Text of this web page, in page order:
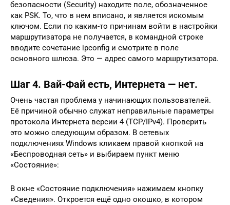
безопасности (Security) находите поле, обозначенное
как PSK. То, что в нем вписано, и является искомым
ключом. Если по каким-то причинам войти в настройки
маршрутизатора не получается, в командной строке
вводите сочетание ipconfig и смотрите в поле
основного шлюза. Это — адрес самого маршрутизатора.
Шаг 4. Вай-Фай есть, Интернета — нет.
Очень частая проблема у начинающих пользователей.
Её причиной обычно служат неправильные параметры
протокола Интернета версии 4 (TCP/IPv4). Проверить
это можно следующим образом. В сетевых
подключениях Windows кликаем правой кнопкой на
«Беспроводная сеть» и выбираем пункт меню
«Состояние»:
В окне «Состояние подключения» нажимаем кнопку
«Сведения». Откроется ещё одно окошко, в котором